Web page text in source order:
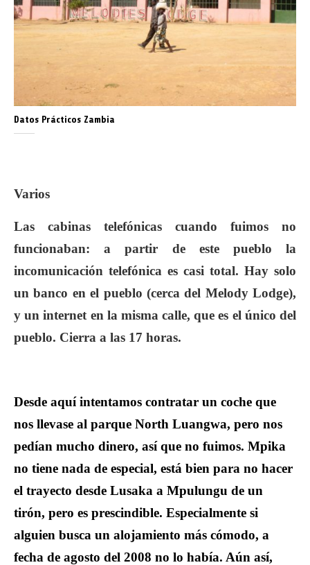
Datos Prácticos Zambia
Varios
Las cabinas telefónicas cuando fuimos no
funcionaban: a partir de este pueblo la
incomunicación telefónica es casi total. Hay solo
un banco en el pueblo (cerca del Melody Lodge),
y un internet en la misma calle, que es el único del
pueblo. Cierra a las 17 horas.
Desde aquí intentamos contratar un coche que
nos llevase al parque North Luangwa, pero nos
pedían mucho dinero, así que no fuimos. Mpika
no tiene nada de especial, está bien para no hacer
el trayecto desde Lusaka a Mpulungu de un
tirón, pero es prescindible. Especialmente si
alguien busca un alojamiento más cómodo, a
fecha de agosto del 2008 no lo había. Aún así,